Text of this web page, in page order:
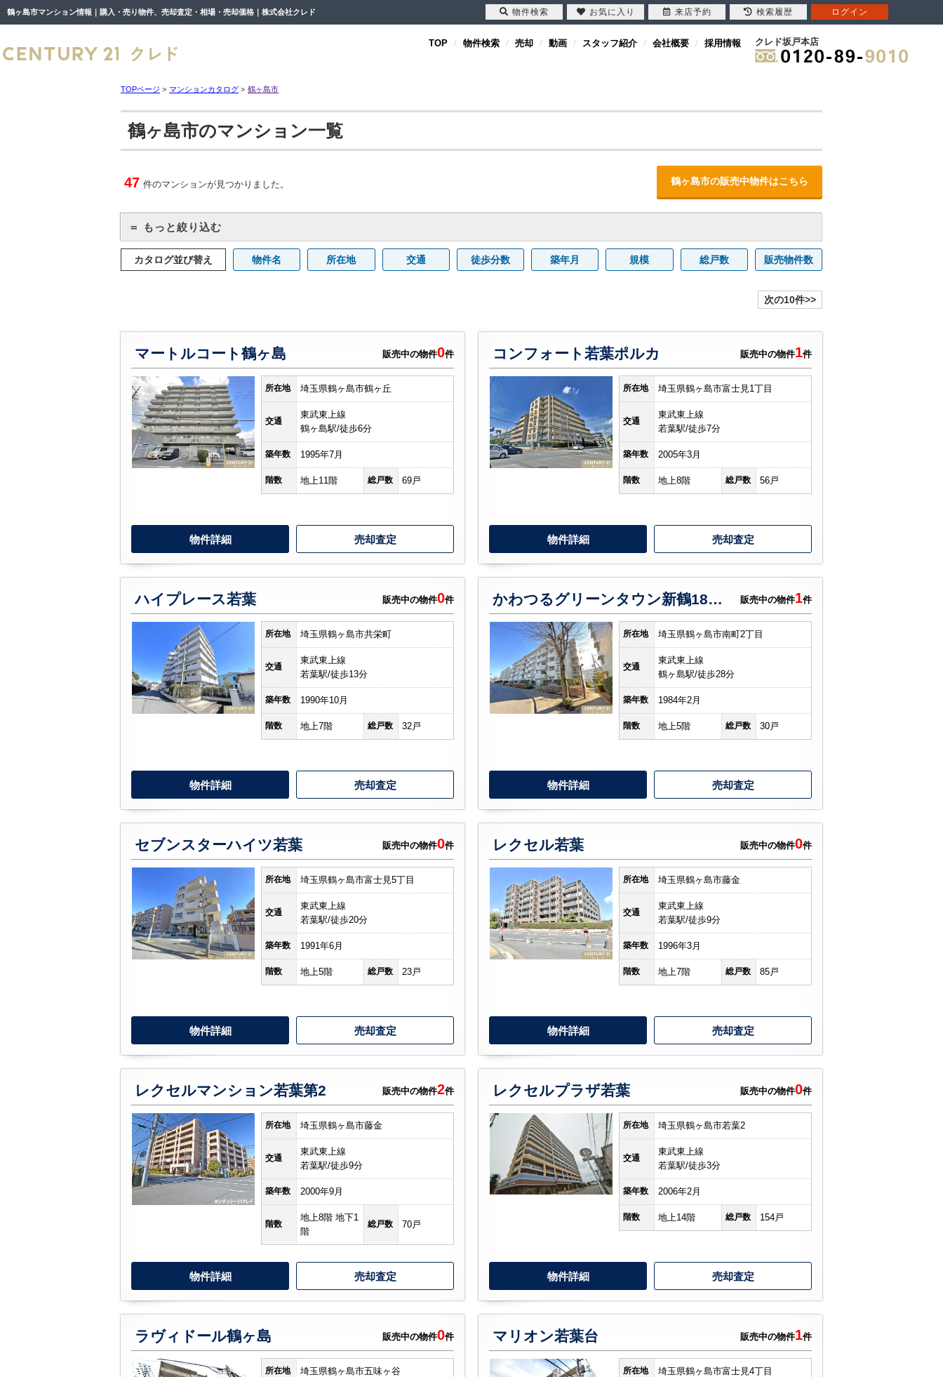
鶴ヶ島市マンション情報｜購入・売り物件、売却査定・相場・売却価格｜株式会社クレド
TOP 物件検索 売却 動画 スタッフ紹介 会社概要 採用情報 クレド坂戸本店
TOPページ > マンションカタログ > 鶴ヶ島市
鶴ヶ島市のマンション一覧
47 件のマンションが見つかりました。 鶴ヶ島市の販売中物件はこちら
＝ もっと絞り込む
カタログ並び替え 物件名 所在地 交通 徒歩分数 築年月 規模 総戸数 販売物件数
次の10件>>
マートルコート鶴ヶ島 販売中の物件0件
所在地 埼玉県鶴ヶ島市鶴ヶ丘
交通
東武東上線
鶴ヶ島駅/徒歩6分
築年数 1995年7月
階数 地上11階 総戸数 69戸
物件詳細 売却査定
コンフォート若葉ポルカ 販売中の物件1件
所在地 埼玉県鶴ヶ島市富士見1丁目
交通
東武東上線
若葉駅/徒歩7分
築年数 2005年3月
階数 地上8階 総戸数 56戸
物件詳細 売却査定
ハイプレース若葉 販売中の物件0件
所在地 埼玉県鶴ヶ島市共栄町
交通
東武東上線
若葉駅/徒歩13分
築年数 1990年10月
階数 地上7階 総戸数 32戸
物件詳細 売却査定
かわつるグリーンタウン新鶴18号棟 販売中の物件1件
所在地 埼玉県鶴ヶ島市南町2丁目
交通
東武東上線
鶴ヶ島駅/徒歩28分
築年数 1984年2月
階数 地上5階 総戸数 30戸
物件詳細 売却査定
セブンスターハイツ若葉 販売中の物件0件
所在地 埼玉県鶴ヶ島市富士見5丁目
交通
東武東上線
若葉駅/徒歩20分
築年数 1991年6月
階数 地上5階 総戸数 23戸
物件詳細 売却査定
レクセル若葉 販売中の物件0件
所在地 埼玉県鶴ヶ島市藤金
交通
東武東上線
若葉駅/徒歩9分
築年数 1996年3月
階数 地上7階 総戸数 85戸
物件詳細 売却査定
レクセルマンション若葉第2 販売中の物件2件
所在地 埼玉県鶴ヶ島市藤金
交通
東武東上線
若葉駅/徒歩9分
築年数 2000年9月
階数
地上8階 地下1
階
総戸数 70戸
物件詳細 売却査定
レクセルプラザ若葉 販売中の物件0件
所在地 埼玉県鶴ヶ島市若葉2
交通
東武東上線
若葉駅/徒歩3分
築年数 2006年2月
階数 地上14階 総戸数 154戸
物件詳細 売却査定
ラヴィドール鶴ヶ島 販売中の物件0件
所在地 埼玉県鶴ヶ島市五味ヶ谷
マリオン若葉台 販売中の物件1件
所在地 埼玉県鶴ヶ島市富士見4丁目
物件検索 お気に入り 来店予約 検索履歴 ログイン